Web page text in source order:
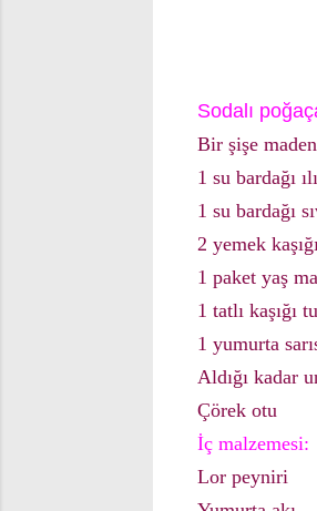
Sodalı
Bir şişe
1 su bardağı
1 su bardağı
2 yemek
1 paket yaş
1 tatlı kaşığı
1 yumurta
Aldığı kadar
Çörek otu
İç malzemesi:
Lor peyniri